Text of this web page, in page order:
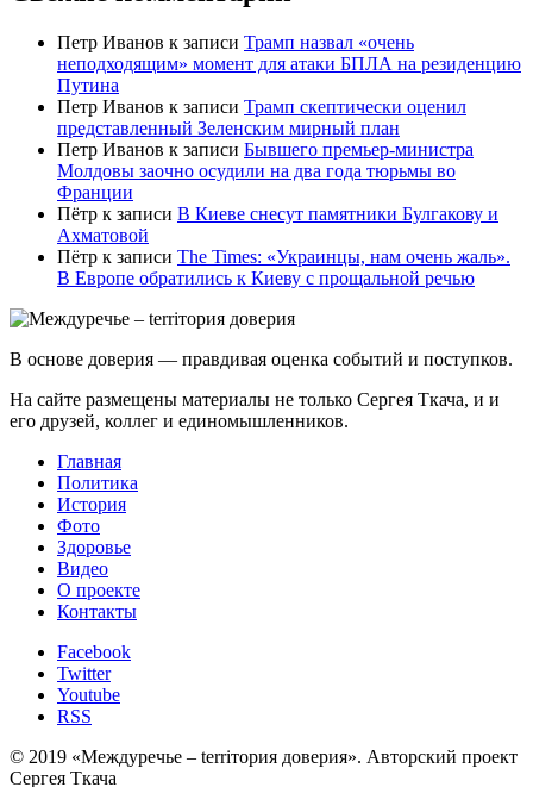
Петр Иванов к записи Трамп назвал «очень
неподходящим» момент для атаки БПЛА на резиденцию
Путина
Петр Иванов к записи Трамп скептически оценил
представленный Зеленским мирный план
Петр Иванов к записи Бывшего премьер-министра
Молдовы заочно осудили на два года тюрьмы во
Франции
Пётр к записи В Киеве снесут памятники Булгакову и
Ахматовой
Пётр к записи Тhe Times: «Украинцы, нам очень жаль».
В Европе обратились к Киеву с прощальной речью
В основе доверия — правдивая оценка событий и поступков.
На сайте размещены материалы не только Сергея Ткача, и и
его друзей, коллег и единомышленников.
Главная
Политика
История
Фото
Здоровье
Видео
О проекте
Контакты
Facebook
Twitter
Youtube
RSS
© 2019 «Междуречье – terriтория доверия». Авторский проект
Сергея Ткача